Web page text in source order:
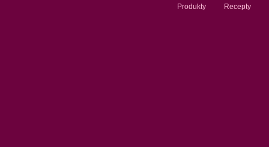
Produkty Recepty